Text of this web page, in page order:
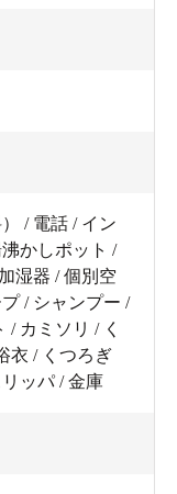
/ 電話 / イン
かしポット /
湿器 / 個別空
/ シャンプー /
/ カミソリ / く
衣 / くつろぎ
ッパ / 金庫